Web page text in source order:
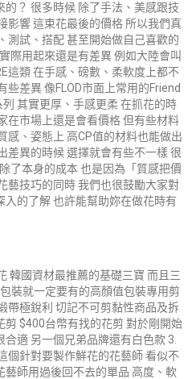
？ 很多時候 除了手法、美感跟技
影響 這束花最後的價格 所以我們真
測試、搭配 甚至開始做自己喜歡的
際用起來還是有差異 例如大陸會叫
這類 在手感、磅數、柔軟度上都不
些差異 像FLOD市面上常用的Friend
其實更厚、手感更柔 在抓花的時
在市場上還是會看價格 但有些材料
感、姿態上 高CP值的材料也能做出
差異的時候 選擇就會有些不一樣 很
了本身的成本 也是因為「質感把價
藝技巧的同時 我們也很鼓勵大家對
入的了解 也許能幫助妳在做花時有